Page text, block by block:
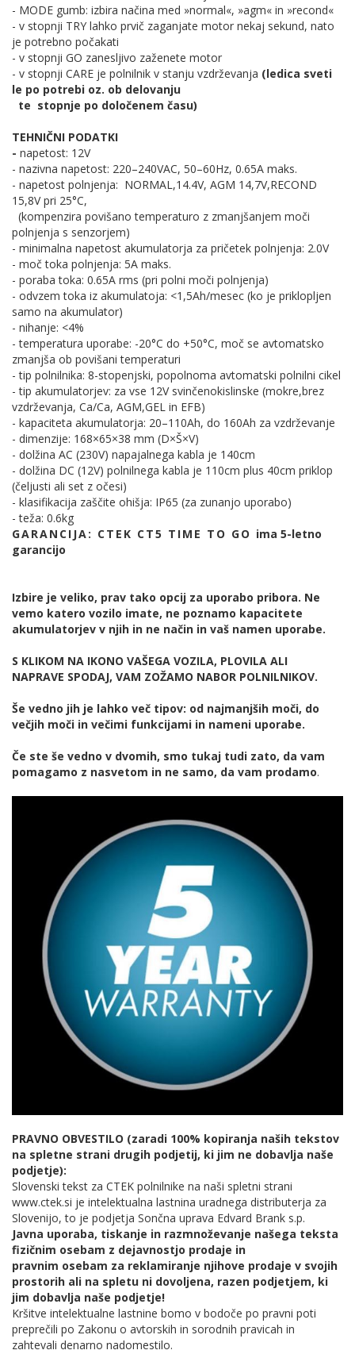
- MODE gumb: izbira načina med »normal«, »agm« in »recond«
- v stopnji TRY lahko prvič zaganjate motor nekaj sekund, nato
je potrebno počakati
- v stopnji GO zanesljivo zaženete motor
- v stopnji CARE je polnilnik v stanju vzdrževanja (ledica sveti
le po potrebi oz. ob delovanju
te stopnje po določenem času)
TEHNIČNI PODATKI
- napetost: 12V
- nazivna napetost: 220–240VAC, 50–60Hz, 0.65A maks.
- napetost polnjenja: NORMAL,14.4V, AGM 14,7V,RECOND
15,8V pri 25°C,
(kompenzira povišano temperaturo z zmanjšanjem moči
polnjenja s senzorjem)
- minimalna napetost akumulatorja za pričetek polnjenja: 2.0V
- moč toka polnjenja: 5A maks.
- poraba toka: 0.65A rms (pri polni moči polnjenja)
- odvzem toka iz akumulatoja: <1,5Ah/mesec (ko je priklopljen
samo na akumulator)
- nihanje: <4%
- temperatura uporabe: -20°C do +50°C, moč se avtomatsko
zmanjša ob povišani temperaturi
- tip polnilnika: 8-stopenjski, popolnoma avtomatski polnilni cikel
- tip akumulatorjev: za vse 12V svinčenokislinske (mokre,brez
vzdrževanja, Ca/Ca, AGM,GEL in EFB)
- kapaciteta akumulatorja: 20–110Ah, do 160Ah za vzdrževanje
- dimenzije: 168×65×38 mm (D×Š×V)
- dolžina AC (230V) napajalnega kabla je 140cm
​- dolžina DC (12V) polnilnega kabla je 110cm plus 40cm priklop
(čeljusti ali set z očesi)
- klasifikacija zaščite ohišja: IP65 (za zunanjo uporabo)
- teža: 0.6kg
GARANCIJA: CTEK CT5 TIME TO GO ima 5-letno
garancijo
Izbire je veliko, prav tako opcij za uporabo pribora. Ne
vemo katero vozilo imate, ne poznamo kapacitete
akumulatorjev v njih in ne način in vaš namen uporabe.
S KLIKOM NA IKONO VAŠEGA VOZILA, PLOVILA ALI
NAPRAVE SPODAJ, VAM ZOŽAMO NABOR POLNILNIKOV.
Še vedno jih je lahko več tipov: od najmanjših moči, do
večjih moči in večimi funkcijami in nameni uporabe.
Če ste še vedno v dvomih, smo tukaj tudi zato, da vam
pomagamo z nasvetom in ne samo, da vam prodamo.
PRAVNO OBVESTILO (zaradi 100% kopiranja naših tekstov
na spletne strani drugih podjetij, ki jim ne dobavlja naše
podjetje):
Slovenski tekst za CTEK polnilnike na naši spletni strani
www.ctek.si je intelektualna lastnina uradnega distributerja za
Slovenijo, to je podjetja Sončna uprava Edvard Brank s.p.
Javna uporaba, tiskanje in razmnoževanje našega teksta
fizičnim osebam z dejavnostjo prodaje in
pravnim osebam za reklamiranje njihove prodaje v svojih
prostorih ali na spletu ni dovoljena, razen podjetjem, ki
jim dobavlja naše podjetje!
Kršitve intelektualne lastnine bomo v bodoče po pravni poti
preprečili po Zakonu o avtorskih in sorodnih pravicah in
zahtevali denarno nadomestilo.